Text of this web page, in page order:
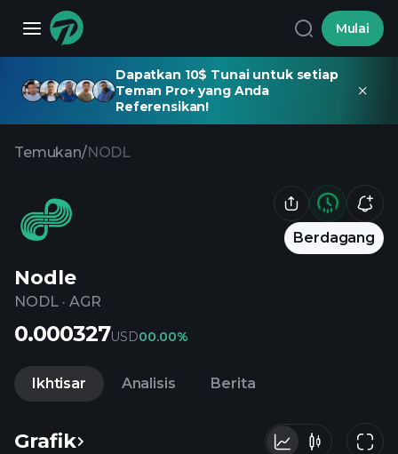
Mulai
Dapatkan 10$ Tunai untuk setiap
Teman Pro+ yang Anda
Referensikan!
Temukan/NODL
Berdagang
Nodle
NODL · AGR
0.000327USD00.00%
Ikhtisar Analisis Berita
Grafik